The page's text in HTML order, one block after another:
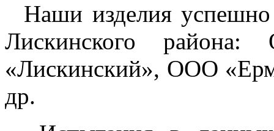
Наши изделия успешно
Лискинского
«Лискинский», ООО
др.